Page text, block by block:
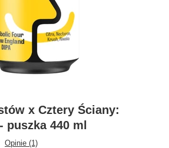
x Cztery Ściany:
440 ml
Opinie (1)